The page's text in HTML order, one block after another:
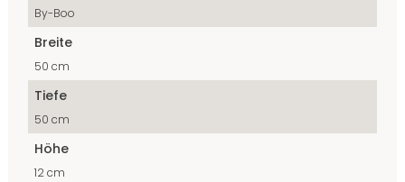
By-Boo
Breite
50 cm
Tiefe
50 cm
Höhe
12 cm